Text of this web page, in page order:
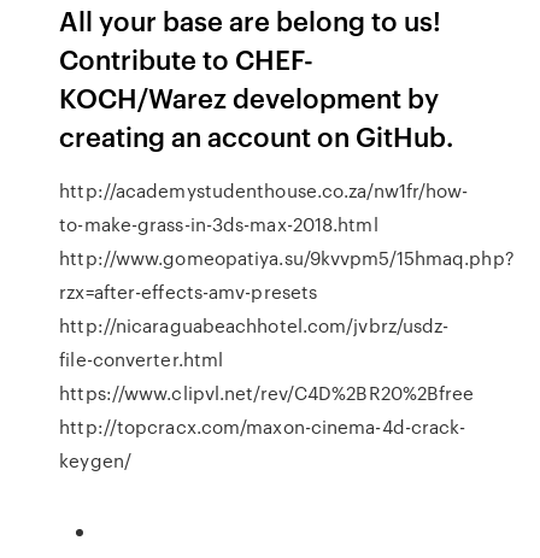
All your base are belong to us!
Contribute to CHEF-
KOCH/Warez development by
creating an account on GitHub.
http://academystudenthouse.co.za/nw1fr/how-
to-make-grass-in-3ds-max-2018.html
http://www.gomeopatiya.su/9kvvpm5/15hmaq.php?
rzx=after-effects-amv-presets
http://nicaraguabeachhotel.com/jvbrz/usdz-
file-converter.html
https://www.clipvl.net/rev/C4D%2BR20%2Bfree
http://topcracx.com/maxon-cinema-4d-crack-
keygen/